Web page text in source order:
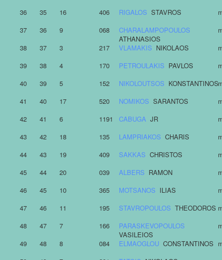
36
35 16 406 RIGALOS STAVROS
37
36 9 068
CHARALAMPOPOULOS
ATHANASIOS
38
37 3 217 VLAMAKIS NIKOLAOS
39
38 4 170 PETROULAKIS PAVLOS
40
39 5 152 NIKOLOUTSOS KONSTANTINOS
41
40 17 520 NOMIKOS SARANTOS
42
41 6 1191 CABUGA JR
43
42 18 135 LAMPRIAKOS CHARIS
44
43 19 409 SAKKAS CHRISTOS
45
44 20 039 ALBERS RAMON
46
45 10 365 MOTSANOS ILIAS
47
46 11 195 STAVROPOULOS THEODOROS
48
47 7 166
PARASKEVOPOULOS
VASILEIOS
49
48 8 084 ELMAOGLOU CONSTANTINOS